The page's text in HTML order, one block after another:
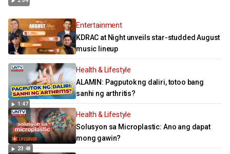
Entertainment
KDRAC at Night unveils star-studded August
music lineup
1:47
Health & Lifestyle
ALAMIN: Pagputok ng daliri, totoo bang
sanhi ng arthritis?
23:48
Health & Lifestyle
Solusyon sa Microplastic: Ano ang dapat
mong gawin?